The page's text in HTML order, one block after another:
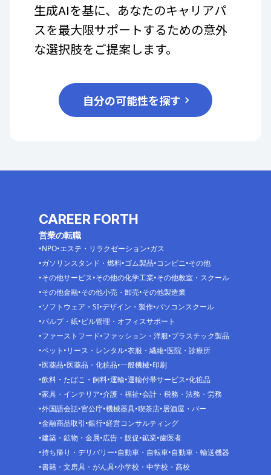
生成AIを基に、あなたのキャリアパ
スを最大限サポートするための意外
な選択肢をご提案します。
自分の可能性を探す
CAREER FORTH
営業の転職
NPO エステ・リラクゼーション ガス
ガソリンスタンド・燃料 ゴム製品 コンビニ その他
その他サービス その他の化学工業 その他教室・スクール
その他金融 その他小売・卸売 その他製造業
ソフトウェア・SI デザイン・製作 パソコンスクール
パルプ・紙 ビル管理・オフィスサポート
ファーストフード ファッション・洋服 プラスチック製品
ペット リース・レンタル 衣服・繊維 医院・診療所
医薬品 医薬品・化粧品 一般機械 印刷
飲料・たばこ・飼料 運輸 運輸付帯サービス 化粧品
家具・インテリア 介護・福祉 会計・税務・法務・労務
外国語会話 官公庁 機械器具 喫茶店 居酒屋・バー
金融商品取引 銀行 経営コンサルティング
建築・鉱物・金属 広告・販促 鉱業 歯医者
持ち帰り・デリバリー 自動車・自転車 自動車・輸送機器
書籍・文房具・がん具 小学校・中学校・高校